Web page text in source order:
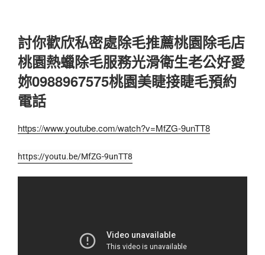
討你歡欣私密處除毛推薦桃園除毛店
桃園熱蠟除毛服務光滑衛生老公好愛
妳0988967575桃園美睫接睫毛預約
電話
https://www.youtube.com/watch?v=MfZG-9unTT8
https://youtu.be/MfZG-9unTT8